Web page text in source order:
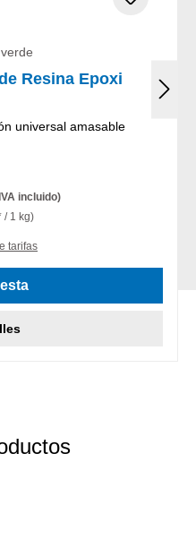
Resina Epoxi
universal amasable
incluido)
/ 1 kg)
tarifas